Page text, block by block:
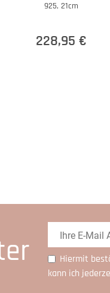
925, 21cm
228,95 €
Hiermit
kann ich